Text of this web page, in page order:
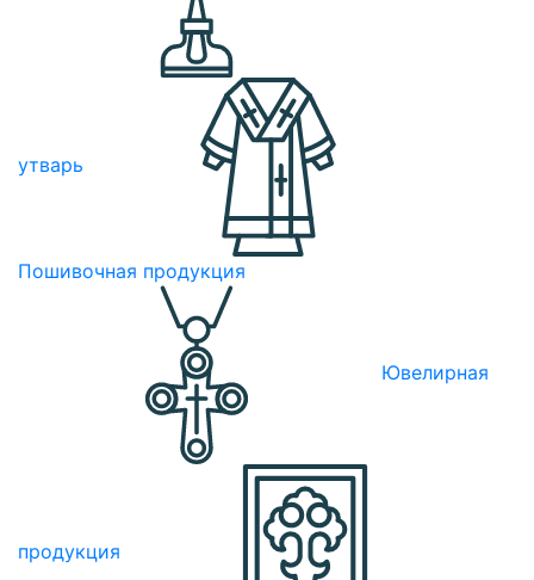
утварь
Пошивочная продукция
Ювелирная
продукция